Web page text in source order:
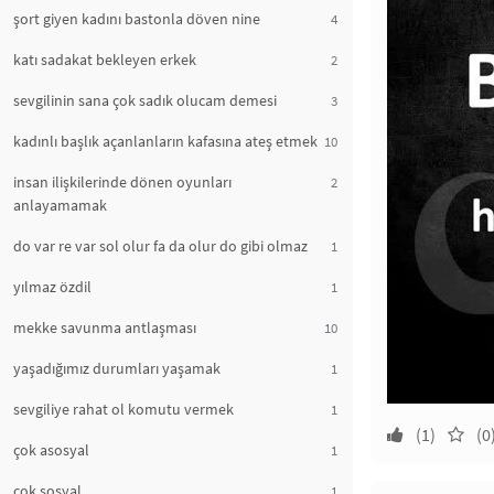
şort giyen kadını bastonla döven nine 4
katı sadakat bekleyen erkek 2
sevgilinin sana çok sadık olucam demesi 3
kadınlı başlık açanlanların kafasına ateş etmek 10
insan ilişkilerinde dönen oyunları
anlayamamak
2
do var re var sol olur fa da olur do gibi olmaz 1
yılmaz özdil 1
mekke savunma antlaşması 10
yaşadığımız durumları yaşamak 1
sevgiliye rahat ol komutu vermek 1
çok asosyal 1
1
(1)